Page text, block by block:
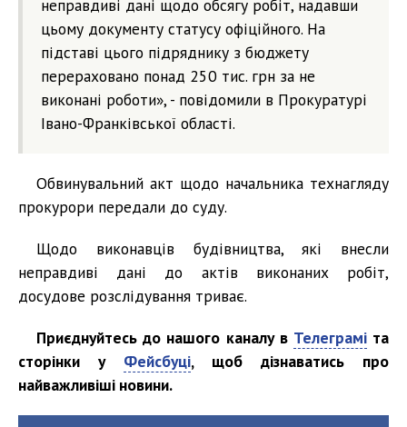
неправдиві дані щодо обсягу робіт, надавши
цьому документу статусу офіційного. На
підставі цього підряднику з бюджету
перераховано понад 250 тис. грн за не
виконані роботи», - повідомили в Прокуратурі
Івано-Франківської області.
Обвинувальний акт щодо начальника технагляду
прокурори передали до суду.
Щодо виконавців будівництва, які внесли
неправдиві дані до актів виконаних робіт,
досудове розслідування триває.
Приєднуйтесь до нашого каналу в Телеграміта
сторінки у Фейсбуці, щоб дізнаватись про
найважливіші новини.